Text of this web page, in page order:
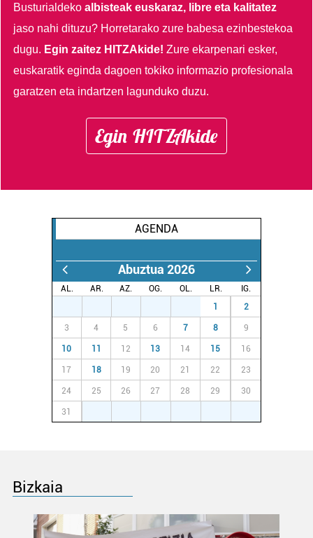
Busturialdekoalbisteak euskaraz, libre eta kalitatez
jaso nahi dituzu? Horretarako zure babesa ezinbestekoa
dugu. Egin zaitez HITZAkide!Zure ekarpenari esker,
euskaratik eginda dagoen tokiko informazio profesionala
garatzen eta indartzen lagunduko duzu.
Egin HITZAkide
AGENDA
Abuztua 2026
AL. AR. AZ. OG. OL. LR.
IG.
1 2
3 4 5 6 7 8 9
10 11 12 13 14 15 16
17 18 19 20 21 22 23
24 25 26 27 28 29 30
31
Bizkaia